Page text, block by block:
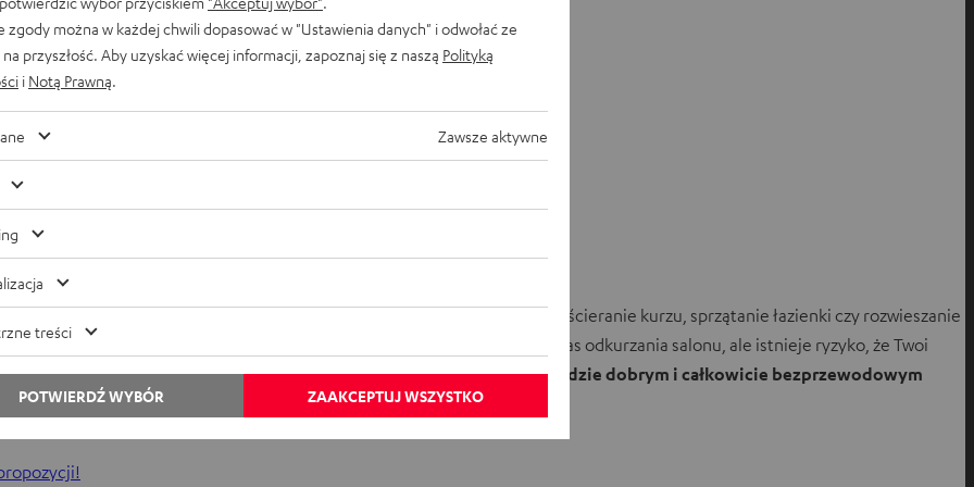
o wiele przyjemniejsze
że podzielasz nasze zdanie. Nawet takie nieprzyjemne czynności, jak ścieranie kurzu, sprzątanie łazienki czy rozwieszanie
możesz po prostu zwiększyć głośność swojego systemu stereo podczas odkurzania salonu, ale istnieje ryzyko, że Twoi
słuchawkom True Wireless możesz cieszyć sięzawsze i wszędzie dobrym i całkowicie bezprzewodowym
zgody można w każdej chwili dopasować w "Ustawienia danych" i odwołać ze
przyszłość. Aby uzyskać więcej informacji, zapoznaj się z naszą Polityką
i Notą Prawną.
Zawsze aktywne
treści
ZAAKCEPTUJ WSZYSTKO
POTWIERDŹ WYBÓR